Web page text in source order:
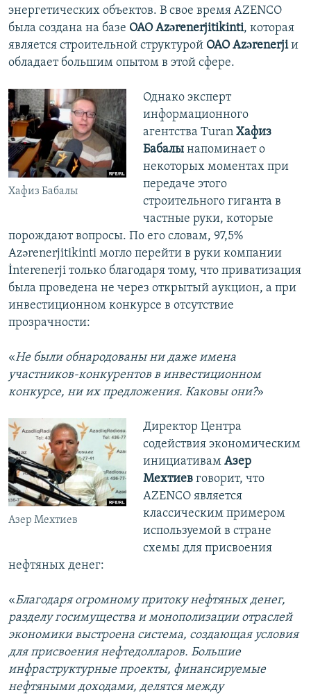
энергетических объектов. В свое время AZENCO
была создана на базе ОАО Azərenerjitikinti, которая
является строительной структурой ОАО Azərenerjiи
обладает большим опытом в этой сфере.
Хафиз Бабалы
Однако эксперт
информационного
агентства Turan Хафиз
Бабалынапоминает о
некоторых моментах при
передаче этого
строительного гиганта в
частные руки, которые
порождают вопросы. По его словам, 97,5%
Azərenerjitikinti могло перейти в руки компании
İnterenerji только благодаря тому, что приватизация
была проведена не через открытый аукцион, а при
инвестиционном конкурсе в отсутствие
прозрачности:
«Не были обнародованы ни даже имена
участников-конкурентов в инвестиционном
конкурсе, ни их предложения. Каковы они?»
Азер Мехтиев
Директор Центра
содействия экономическим
инициативам Азер
Мехтиевговорит, что
AZENCO является
классическим примером
используемой в стране
схемы для присвоения
нефтяных денег:
«Благодаря огромному притоку нефтяных денег,
разделу госимущества и монополизации отраслей
экономики выстроена система, создающая условия
для присвоения нефтедолларов. Большие
инфраструктурные проекты, финансируемые
нефтяными доходами, делятся между